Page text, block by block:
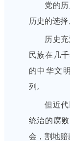
党的
历史的选
历史
民族在几
的中华文
列。
但近
统治的腐
会，割地赔